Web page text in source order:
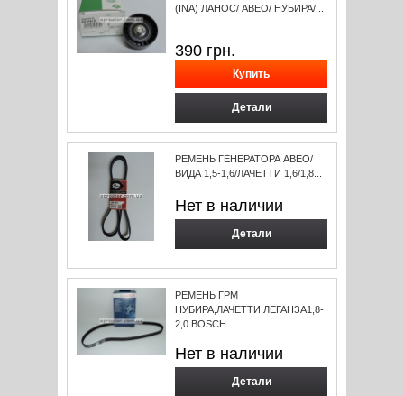
(INA) ЛАНОС/ АВЕО/ НУБИРА/...
390 грн.
Детали
РЕМЕНЬ ГЕНЕРАТОРА АВЕО/
ВИДА 1,5-1,6/ЛАЧЕТТИ 1,6/1,8...
Нет в наличии
Детали
РЕМЕНЬ ГРМ
НУБИРА,ЛАЧЕТТИ,ЛЕГАНЗА1,8-
2,0 BOSCH...
Нет в наличии
Детали